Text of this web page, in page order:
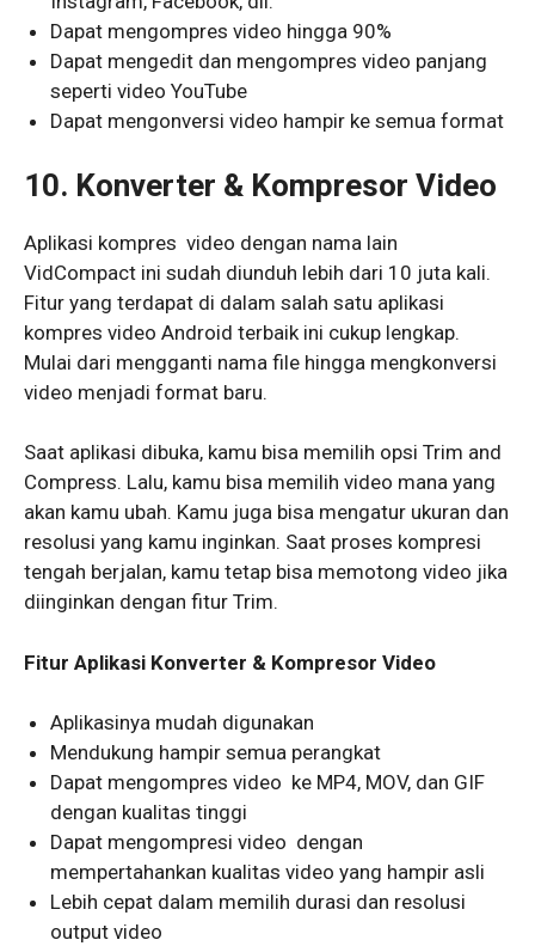
Dapat mengompres video hingga 90%
Dapat mengedit dan mengompres video panjang
seperti video YouTube
Dapat mengonversi video hampir ke semua format
10. Konverter & Kompresor Video
Aplikasi kompres video dengan nama lain
VidCompact ini sudah diunduh lebih dari 10 juta kali.
Fitur yang terdapat di dalam salah satu aplikasi
kompres video Android terbaik ini cukup lengkap.
Mulai dari mengganti nama file hingga mengkonversi
video menjadi format baru.
Saat aplikasi dibuka, kamu bisa memilih opsi Trim and
Compress. Lalu, kamu bisa memilih video mana yang
akan kamu ubah. Kamu juga bisa mengatur ukuran dan
resolusi yang kamu inginkan. Saat proses kompresi
tengah berjalan, kamu tetap bisa memotong video jika
diinginkan dengan fitur Trim.
Fitur Aplikasi Konverter & Kompresor Video
Aplikasinya mudah digunakan
Mendukung hampir semua perangkat
Dapat mengompres video ke MP4, MOV, dan GIF
dengan kualitas tinggi
Dapat mengompresi video dengan
mempertahankan kualitas video yang hampir asli
Lebih cepat dalam memilih durasi dan resolusi
output video